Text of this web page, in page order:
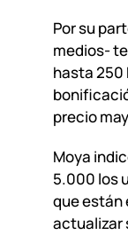
Por su
medios-
hasta 250
precio
Moya
5.000 los
que están
actualizar